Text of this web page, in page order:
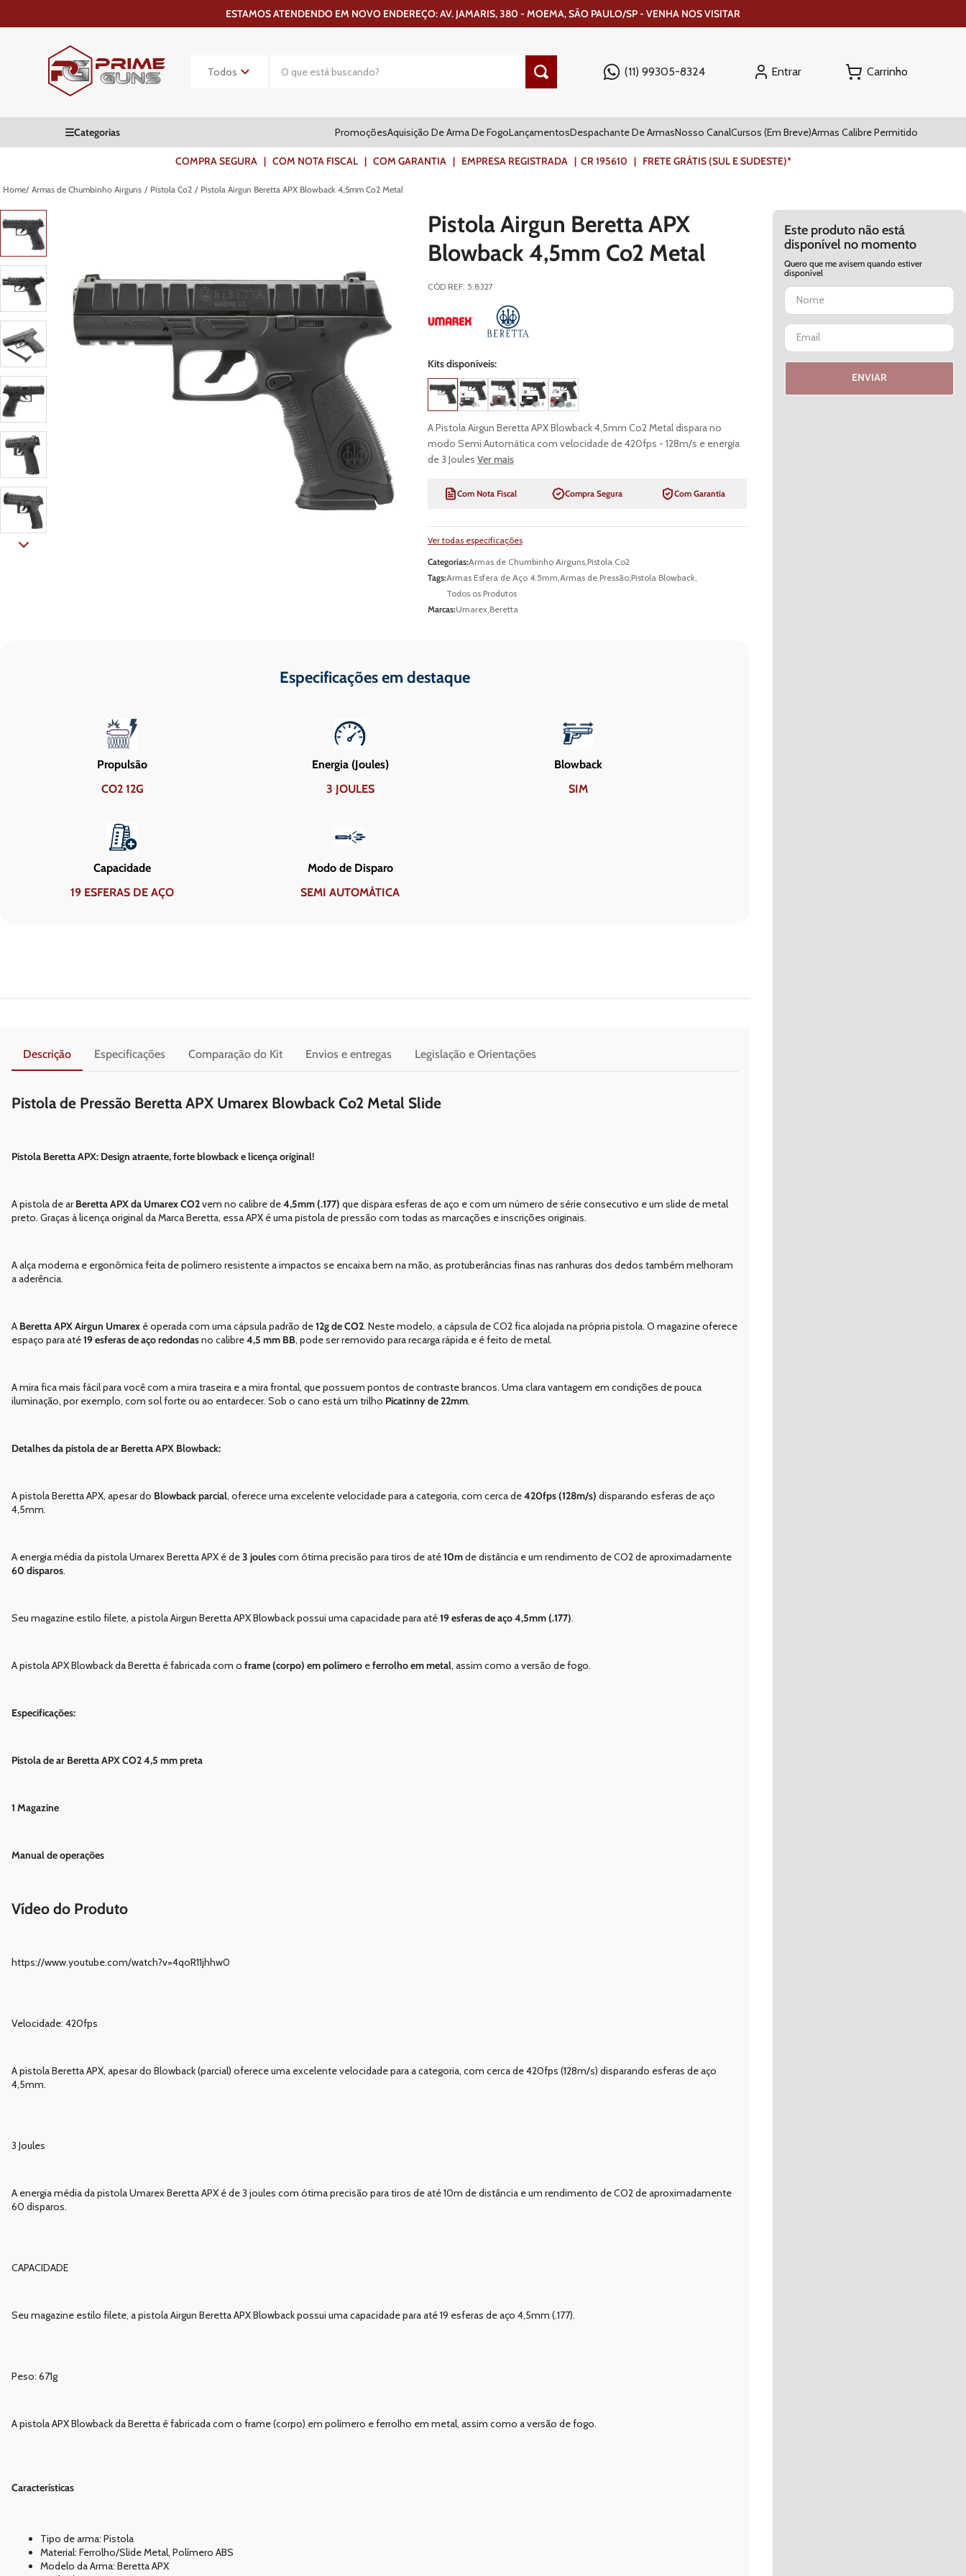
ESTAMOS ATENDENDO EM NOVO ENDEREÇO: AV. JAMARIS, 380 - MOEMA, SÃO PAULO/SP - VENHA NOS VISITAR
(11) 99305-8324 Entrar
PromoçõesAquisição De Arma De FogoLançamentosDespachante De ArmasNosso CanalCursos (Em Breve)Armas Calibre Permitido
COMPRA SEGURA | COM NOTA FISCAL | COM GARANTIA | EMPRESA REGISTRADA | CR 195610 | FRETE GRÁTIS (SUL E SUDESTE)*
Armas de Chumbinho Airguns Pistola Co2 Pistola Airgun Beretta APX Blowback 4,5mm Co2 Metal
Pistola Airgun Beretta APX
Blowback 4,5mm Co2 Metal
CÓD REF: 5.8327
Kits disponíveis:
A Pistola Airgun Beretta APX Blowback 4,5mm Co2 Metal dispara no
modo Semi Automática com velocidade de 420fps - 128m/s e energia
de 3 Joules Ver mais
Com Nota Fiscal Compra Segura Com Garantia
Ver todas especificações
Categorias:Armas de Chumbinho Airguns,Pistola Co2
Tags:Armas Esfera de Aço 4.5mm,Armas de Pressão,Pistola Blowback,
Todos os Produtos
Marcas:Umarex,Beretta
Especificações em destaque
Propulsão
CO2 12G
Energia (Joules)
3 JOULES
Blowback
SIM
Capacidade
19 ESFERAS DE AÇO
Modo de Disparo
SEMI AUTOMÁTICA
Descrição Especificações Comparação do Kit Envios e entregas Legislação e Orientações
Pistola de Pressão Beretta APX Umarex Blowback Co2 Metal Slide
Pistola Beretta APX: Design atraente, forte blowback e licença original!
A pistola de arBeretta APX da Umarex CO2vem no calibre de4,5mm (.177) que dispara esferas de aço e com um número de série consecutivo e um slide de metal
preto. Graças à licença original da Marca Beretta, essa APX é uma pistola de pressão com todas as marcações e inscrições originais.
A alça moderna e ergonômica feita de polímero resistente a impactos se encaixa bem na mão, as protuberâncias finas nas ranhuras dos dedos também melhoram
a aderência.
A Beretta APX Airgun Umarex é operada com uma cápsula padrão de12g de CO2. Neste modelo, a cápsula de CO2 fica alojada na própria pistola. O magazine oferece
espaço para até19 esferas de aço redondasno calibre4,5 mm BB, pode ser removido para recarga rápida e é feito de metal.
A mira fica mais fácil para você com a mira traseira e a mira frontal, que possuem pontos de contraste brancos. Uma clara vantagem em condições de pouca
iluminação, por exemplo, com sol forte ou ao entardecer. Sob o cano está um trilho Picatinny de 22mm.
Detalhes da pistola de ar Beretta APX Blowback:
A pistola Beretta APX, apesar do Blowback parcial, oferece uma excelente velocidade para a categoria, com cerca de420fps (128m/s) disparando esferas de aço
4,5mm.
A energia média da pistola Umarex Beretta APX é de3 joulescom ótima precisão para tiros de até10mde distância e um rendimento de CO2 de aproximadamente
60 disparos.
Seu magazine estilo filete, a pistola Airgun Beretta APX Blowback possui uma capacidade para até19 esferas de aço 4,5mm (.177).
A pistola APX Blowback da Beretta é fabricada com o frame (corpo) em polímero eferrolho em metal, assim como a versão de fogo.
Especificações:
Pistola de ar Beretta APX CO2 4,5 mm preta
1 Magazine
Manual de operações
Vídeo do Produto
https://www.youtube.com/watch?v=4qoR11jhhw0
Velocidade: 420fps
A pistola Beretta APX, apesar do Blowback (parcial) oferece uma excelente velocidade para a categoria, com cerca de 420fps (128m/s) disparando esferas de aço
4,5mm.
3 Joules
A energia média da pistola Umarex Beretta APX é de 3 joules com ótima precisão para tiros de até 10m de distância e um rendimento de CO2 de aproximadamente
60 disparos.
CAPACIDADE
Seu magazine estilo filete, a pistola Airgun Beretta APX Blowback possui uma capacidade para até 19 esferas de aço 4,5mm (.177).
Peso: 671g
A pistola APX Blowback da Beretta é fabricada com o frame (corpo) em polímero e ferrolho em metal, assim como a versão de fogo.
Características
Tipo de arma: Pistola
Material: Ferrolho/Slide Metal, Polímero ABS
Modelo da Arma: Beretta APX
Este produto não está
disponível no momento
Quero que me avisem quando estiver
disponível
ENVIAR